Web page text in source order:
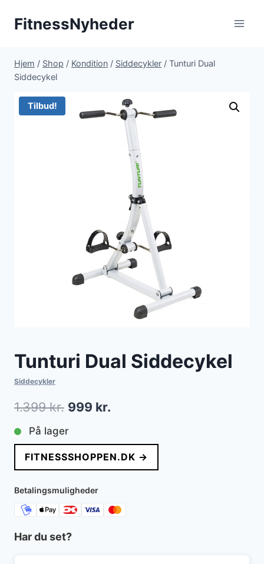
FitnessNyheder
Hjem / Shop / Kondition / Siddecykler / Tunturi Dual
Siddecykel
Tilbud!
Tunturi Dual Siddecykel
Siddecykler
1.399kr. Den
oprindelige
pris
var:
1.399 kr..
999 kr.
pris
er:
På lager
FITNESSSHOPPEN.DK →
Betalingsmuligheder
Har du set?